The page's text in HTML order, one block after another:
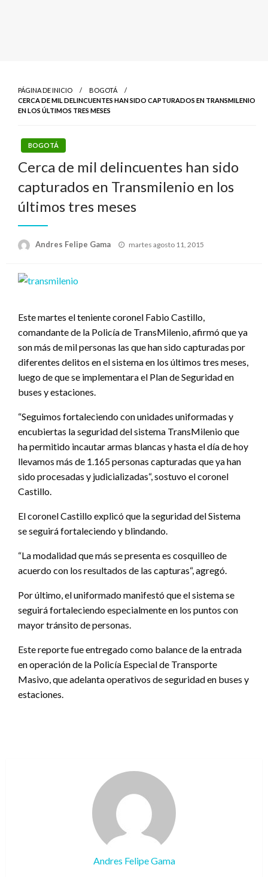
PÁGINA DE INICIO
BOGOTÁ
CERCA DE MIL DELINCUENTES HAN SIDO CAPTURADOS EN TRANSMILENIO
EN LOS ÚLTIMOS TRES MESES
BOGOTÁ
Cerca de mil delincuentes han sido
capturados en Transmilenio en los
últimos tres meses
Andres Felipe Gama
Publicado
martes agosto 11, 2015
Este martes el teniente coronel Fabio Castillo,
comandante de la Policía de TransMilenio, afirmó que ya
son más de mil personas las que han sido capturadas por
diferentes delitos en el sistema en los últimos tres meses,
luego de que se implementara el Plan de Seguridad en
buses y estaciones.
“Seguimos fortaleciendo con unidades uniformadas y
encubiertas la seguridad del sistema TransMilenio que
ha permitido incautar armas blancas y hasta el día de hoy
llevamos más de 1.165 personas capturadas que ya han
sido procesadas y judicializadas“, sostuvo el coronel
Castillo.
El coronel Castillo explicó que la seguridad del Sistema
se seguirá fortaleciendo y blindando.
“La modalidad que más se presenta es cosquilleo de
acuerdo con los resultados de las capturas“, agregó.
Por último, el uniformado manifestó que el sistema se
seguirá fortaleciendo especialmente en los puntos con
mayor tránsito de personas.
Este reporte fue entregado como balance de la entrada
en operación de la Policía Especial de Transporte
Masivo, que adelanta operativos de seguridad en buses y
estaciones.
Andres Felipe Gama